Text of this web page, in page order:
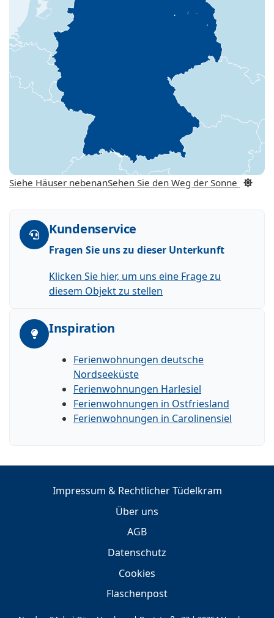
Siehe Häuser nebenanSehen Sie den Weg der Sonne
Kundenservice
Fragen Sie uns zu dieser Unterkunft
Klicken Sie hier, um uns eine Frage zu
diesem Objekt zu stellen
Inspiration
Ferienwohnungen deutsche
Nordseeküste
Ferienwohnungen Harlesiel
Ferienwohnungen in Ostfriesland
Ferienwohnungen in Carolinensiel
Impressum & Rechtlicher Tüdelkram
Über uns
AGB
Datenschutz
Cookies
Flaschenpost